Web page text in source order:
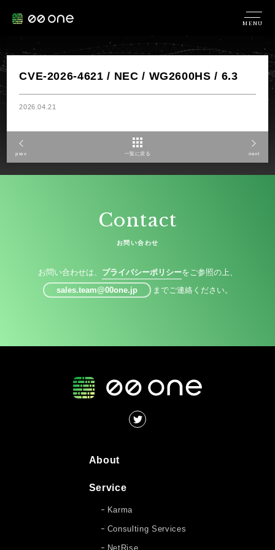
MENU
CVE-2026-4621 / NEC / WG2600HS / 6.3
2026.04.21
prev 一覧に戻る next
Contact
お問い合わせ
お問い合わせは、 プライバシーポリシーをご参照の上、
sales.team@00one.jp
までご連絡ください。
About
Service
Karma
Consulting Services
NetRise